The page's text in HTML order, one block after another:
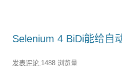
Selenium 4 BiDi能给自
发表评论 1488 浏览量